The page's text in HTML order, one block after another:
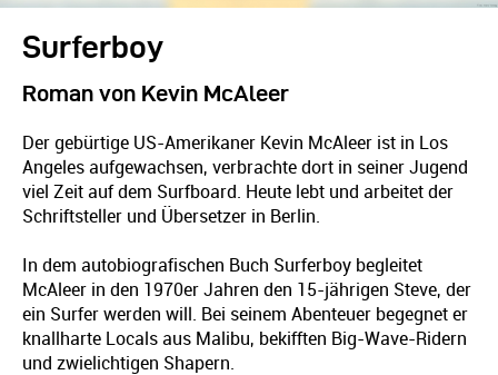
Surferboy
Roman von Kevin McAleer
Der gebürtige US-Amerikaner Kevin McAleer ist in Los
Angeles aufgewachsen, verbrachte dort in seiner Jugend
viel Zeit auf dem Surfboard. Heute lebt und arbeitet der
Schriftsteller und Übersetzer in Berlin.
In dem autobiografischen Buch Surferboy begleitet
McAleer in den 1970er Jahren den 15-jährigen Steve, der
ein Surfer werden will. Bei seinem Abenteuer begegnet er
knallharte Locals aus Malibu, bekifften Big-Wave-Ridern
und zwielichtigen Shapern.